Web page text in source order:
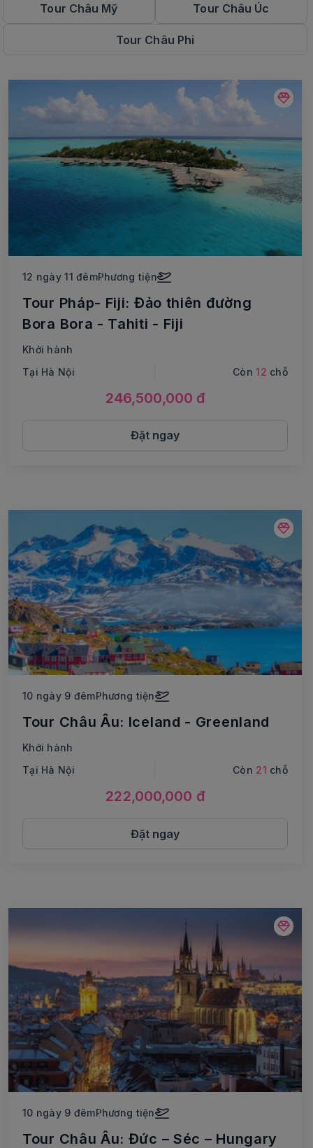
Tour Châu Mỹ Tour Châu Úc
Tour Châu Phi
12 ngày 11 đêmPhương tiện
Tour Pháp- Fiji: Đảo thiên đường
Bora Bora - Tahiti - Fiji
Khởi hành
Tại Hà Nội
Còn12 chỗ
246,500,000 đ
Đặt ngay
10 ngày 9 đêmPhương tiện
Tour Châu Âu: Iceland - Greenland
Khởi hành
Tại Hà Nội
Còn 21 chỗ
222,000,000 đ
Đặt ngay
10 ngày 9 đêmPhương tiện
Tour Châu Âu: Đức – Séc – Hungary